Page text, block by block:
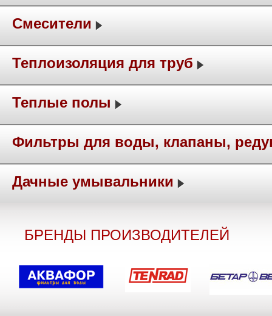
Смесители
Теплоизоляция для труб
Теплые полы
Фильтры для воды, клапаны,
Дачные умывальники
БРЕНДЫ ПРОИЗВОДИТЕЛЕЙ